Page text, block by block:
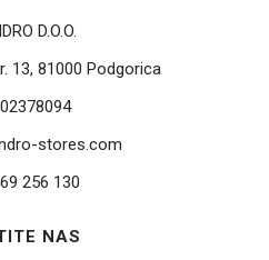
D.O.O.
13, 81000 Podgorica
02378094
stores.com
256 130
NAS